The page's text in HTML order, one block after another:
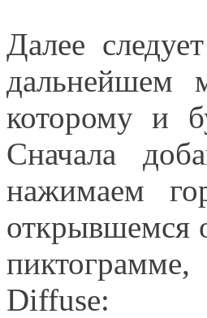
Далее
дальнейшем
которому и
Сначала
нажимаем
открывшемся
Diffuse: